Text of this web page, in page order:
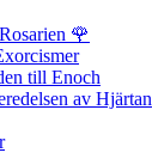
🌹
till Enoch
av Hjärtan